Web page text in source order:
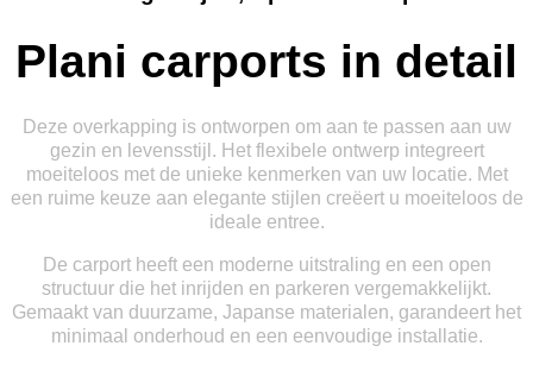
Plani carports in detail
Deze overkapping is ontworpen om aan te passen aan uw
gezin en levensstijl. Het flexibele ontwerp integreert
moeiteloos met de unieke kenmerken van uw locatie. Met
een ruime keuze aan elegante stijlen creëert u moeiteloos de
ideale entree.
De carport heeft een moderne uitstraling en een open
structuur die het inrijden en parkeren vergemakkelijkt.
Gemaakt van duurzame, Japanse materialen, garandeert het
minimaal onderhoud en een eenvoudige installatie.